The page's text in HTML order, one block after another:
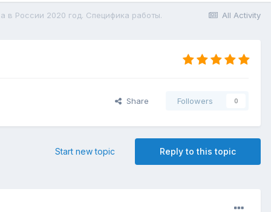
All Activity
в России 2020 год. Специфика работы.
Share Followers 0
Reply to this topic
Start new topic